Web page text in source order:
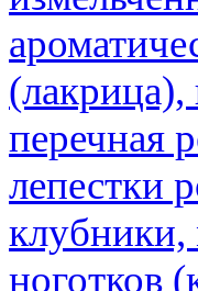
перечная
лепестки
ноготков